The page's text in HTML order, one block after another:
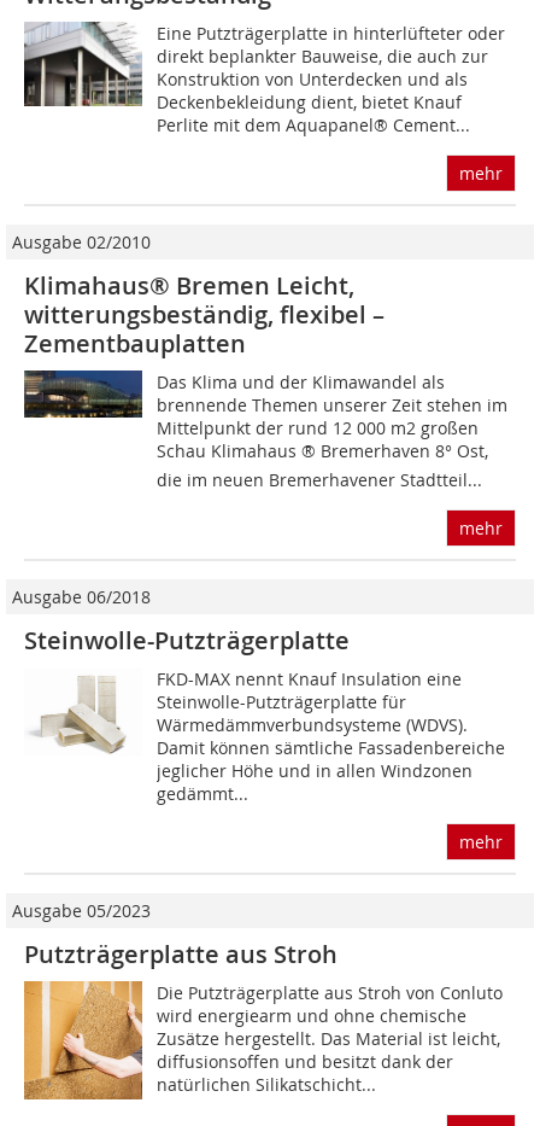
Eine Putzträgerplatte in hinterlüfteter oder
direkt beplankter Bauweise, die auch zur
Konstruktion von Unterdecken und als
Deckenbekleidung dient, bietet Knauf
Perlite mit dem Aquapanel® Cement...
mehr
Ausgabe 02/2010
Klimahaus® Bremen Leicht,
witterungsbeständig, flexibel –
Zementbauplatten
Das Klima und der Klimawandel als
brennende Themen unserer Zeit stehen im
Mittelpunkt der rund 12 000 m2 großen
Schau Klimahaus ® Bremerhaven 8° Ost,
die im neuen Bremerhavener Stadtteil...
mehr
Ausgabe 06/2018
Steinwolle-Putzträgerplatte
FKD-MAX nennt Knauf Insulation eine
Steinwolle-Putzträgerplatte für
Wärmedämmverbundsysteme (WDVS).
Damit können sämtliche Fassadenbereiche
jeglicher Höhe und in allen Windzonen
gedämmt...
mehr
Ausgabe 05/2023
Putzträgerplatte aus Stroh
Die Putzträgerplatte aus Stroh von Conluto
wird energiearm und ohne chemische
Zusätze hergestellt. Das Material ist leicht,
diffusionsoffen und besitzt dank der
natürlichen Silikatschicht...